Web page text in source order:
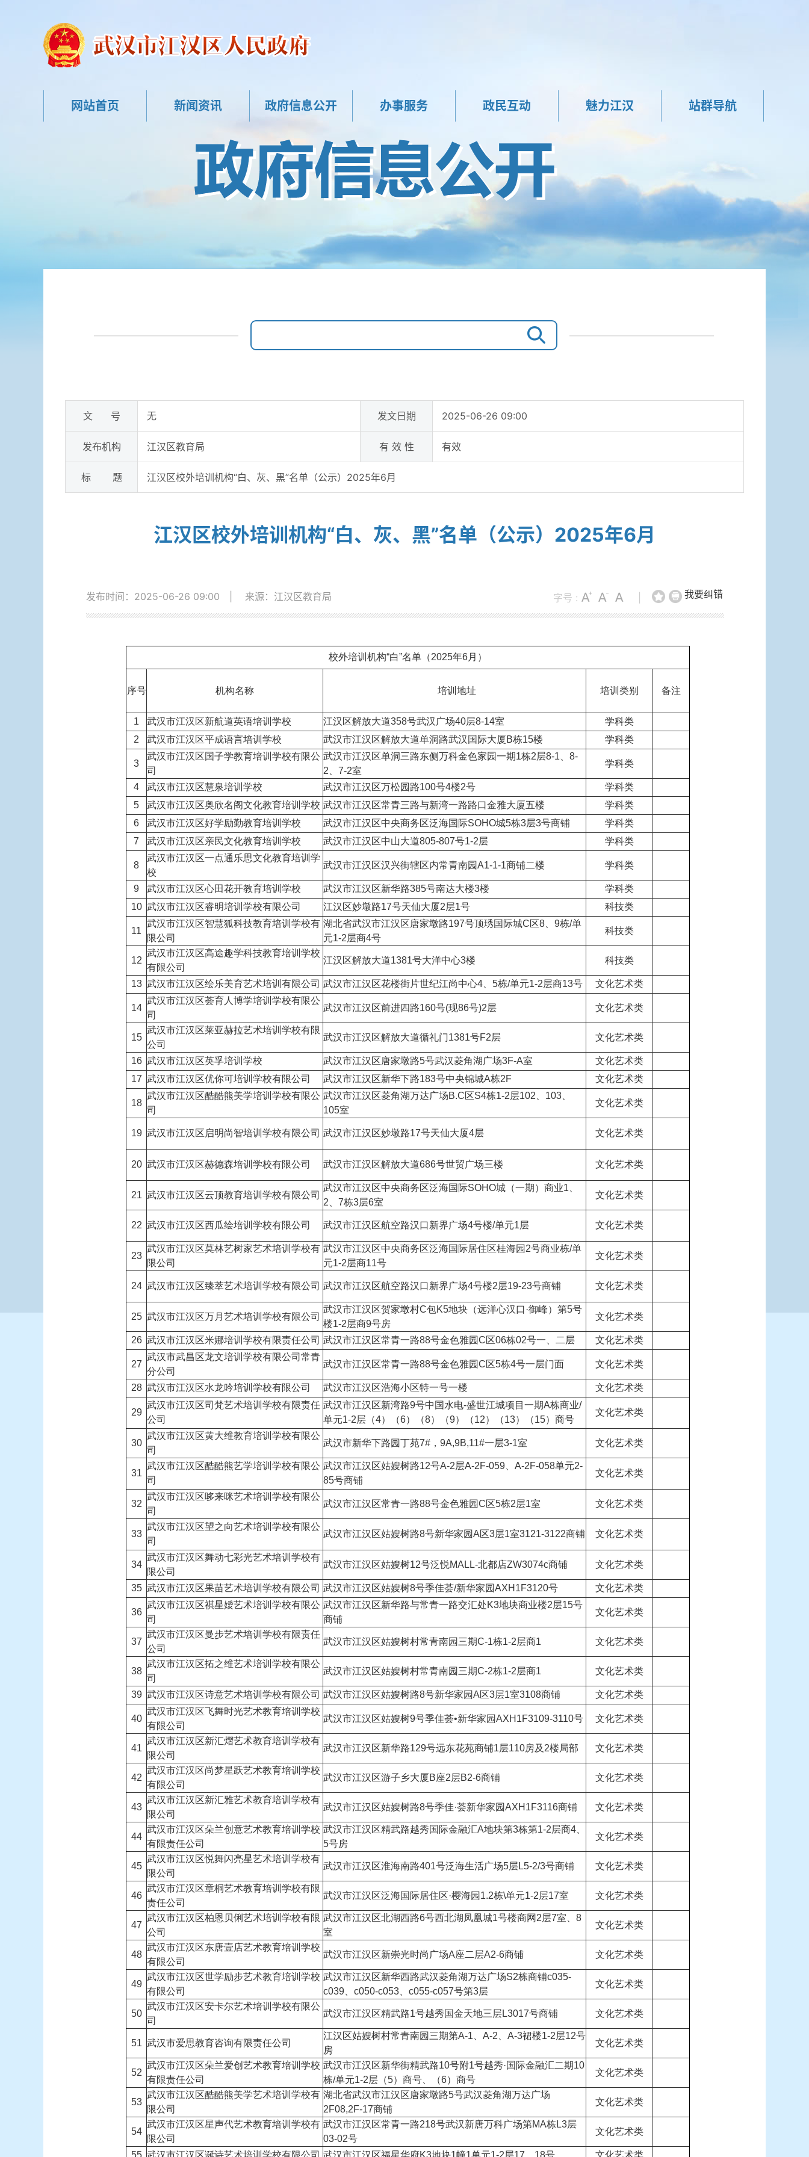
网站首页 新闻资讯 政府信息公开 办事服务 政民互动 魅力江汉 站群导航
文 号 无 发文日期 2025-06-26 09:00
发布机构 江汉区教育局 有 效 性 有效
标 题 江汉区校外培训机构“白、灰、黑”名单（公示）2025年6月
江汉区校外培训机构“白、灰、黑”名单（公示）2025年6月
我要纠错
字号 :
发布时间：2025-06-26 09:00 来源：江汉区教育局
校外培训机构“白”名单（2025年6月）
序号 机构名称 培训地址 培训类别 备注
1 武汉市江汉区新航道英语培训学校 江汉区解放大道358号武汉广场40层8-14室
学科类
2
武汉市江汉区平成语言培训学校 武汉市江汉区解放大道单洞路武汉国际大厦B栋15楼 学科类
3
武汉市江汉区国子学教育培训学校有限公
司
武汉市江汉区单洞三路东侧万科金色家园一期1栋2层8-1、8-
2、7-2室
学科类
4 武汉市江汉区慧泉培训学校 武汉市江汉区万松园路100号4楼2号
学科类
5
武汉市江汉区奥欣名阁文化教育培训学校 武汉市江汉区常青三路与新湾一路路口金雅大厦五楼
学科类
6
武汉市江汉区好学励勤教育培训学校 武汉市江汉区中央商务区泛海国际SOHO城5栋3层3号商铺
学科类
7
武汉市江汉区亲民文化教育培训学校 武汉市江汉区中山大道805-807号1-2层 学科类
8
武汉市江汉区一点通乐思文化教育培训学
校
武汉市江汉区汉兴街辖区内常青南园A1-1-1商铺二楼 学科类
9 武汉市江汉区心田花开教育培训学校 武汉市江汉区新华路385号南达大楼3楼
学科类
10 武汉市江汉区睿明培训学校有限公司 江汉区妙墩路17号天仙大厦2层1号 科技类
11
武汉市江汉区智慧狐科技教育培训学校有
限公司
湖北省武汉市江汉区唐家墩路197号顶琇国际城C区8、9栋/单
元1-2层商4号
科技类
12
武汉市江汉区高途趣学科技教育培训学校
有限公司
江汉区解放大道1381号大洋中心3楼 科技类
13 武汉市江汉区绘乐美育艺术培训有限公司 武汉市江汉区花楼街片世纪江尚中心4、5栋/单元1-2层商13号 文化艺术类
14
武汉市江汉区荟育人博学培训学校有限公
司
武汉市江汉区前进四路160号(现86号)2层 文化艺术类
15
武汉市江汉区莱亚赫拉艺术培训学校有限
公司
武汉市江汉区解放大道循礼门1381号F2层 文化艺术类
16 武汉市江汉区英孚培训学校 武汉市江汉区唐家墩路5号武汉菱角湖广场3F-A室
文化艺术类
17 武汉市江汉区优你可培训学校有限公司 武汉市江汉区新华下路183号中央锦城A栋2F 文化艺术类
18
武汉市江汉区酷酷熊美学培训学校有限公
司
武汉市江汉区菱角湖万达广场B.C区S4栋1-2层102、103、
105室
文化艺术类
19 武汉市江汉区启明尚智培训学校有限公司 武汉市江汉区妙墩路17号天仙大厦4层 文化艺术类
20 武汉市江汉区赫德森培训学校有限公司 武汉市江汉区解放大道686号世贸广场三楼 文化艺术类
21 武汉市江汉区云顶教育培训学校有限公司
武汉市江汉区中央商务区泛海国际SOHO城（一期）商业1、
2、7栋3层6室
文化艺术类
22 武汉市江汉区西瓜绘培训学校有限公司 武汉市江汉区航空路汉口新界广场4号楼/单元1层 文化艺术类
23
武汉市江汉区莫林艺树家艺术培训学校有
限公司
武汉市江汉区中央商务区泛海国际居住区桂海园2号商业栋/单
元1-2层商11号
文化艺术类
24 武汉市江汉区臻萃艺术培训学校有限公司 武汉市江汉区航空路汉口新界广场4号楼2层19-23号商铺 文化艺术类
25 武汉市江汉区万月艺术培训学校有限公司
武汉市江汉区贺家墩村C包K5地块（远洋心汉口·御峰）第5号
楼1-2层商9号房
文化艺术类
26 武汉市江汉区米娜培训学校有限责任公司 武汉市江汉区常青一路88号金色雅园C区06栋02号一、二层 文化艺术类
27
武汉市武昌区龙文培训学校有限公司常青
分公司
武汉市江汉区常青一路88号金色雅园C区5栋4号一层门面 文化艺术类
28 武汉市江汉区水龙吟培训学校有限公司 武汉市江汉区浩海小区特一号一楼 文化艺术类
29
武汉市江汉区司梵艺术培训学校有限责任
公司
武汉市江汉区新湾路9号中国水电-盛世江城项目一期A栋商业/
单元1-2层（4）（6）（8）（9）（12）（13）（15）商号
文化艺术类
30
武汉市江汉区黄大维教育培训学校有限公
司
武汉市新华下路园丁苑7#，9A,9B,11#一层3-1室 文化艺术类
31
武汉市江汉区酷酷熊艺学培训学校有限公
司
武汉市江汉区姑嫂树路12号A-2层A-2F-059、A-2F-058单元2-
85号商铺
文化艺术类
32
武汉市江汉区哆来咪艺术培训学校有限公
司
武汉市江汉区常青一路88号金色雅园C区5栋2层1室 文化艺术类
33
武汉市江汉区望之向艺术培训学校有限公
司
武汉市江汉区姑嫂树路8号新华家园A区3层1室3121-3122商铺 文化艺术类
34
武汉市江汉区舞动七彩光艺术培训学校有
限公司
武汉市江汉区姑嫂树12号泛悦MALL-北都店ZW3074c商铺 文化艺术类
35 武汉市江汉区果苗艺术培训学校有限公司 武汉市江汉区姑嫂树8号季佳荟/新华家园AXH1F3120号 文化艺术类
36
武汉市江汉区祺星嬡艺术培训学校有限公
司
武汉市江汉区新华路与常青一路交汇处K3地块商业楼2层15号
商铺
文化艺术类
37
武汉市江汉区曼步艺术培训学校有限责任
公司
武汉市江汉区姑嫂树村常青南园三期C-1栋1-2层商1 文化艺术类
38
武汉市江汉区拓之维艺术培训学校有限公
司
武汉市江汉区姑嫂树村常青南园三期C-2栋1-2层商1 文化艺术类
39 武汉市江汉区诗意艺术培训学校有限公司 武汉市江汉区姑嫂树路8号新华家园A区3层1室3108商铺 文化艺术类
40
武汉市江汉区飞舞时光艺术教育培训学校
有限公司
武汉市江汉区姑嫂树9号季佳荟•新华家园AXH1F3109-3110号 文化艺术类
41
武汉市江汉区新汇熠艺术教育培训学校有
限公司
武汉市江汉区新华路129号远东花苑商铺1层110房及2楼局部 文化艺术类
42
武汉市江汉区尚梦星跃艺术教育培训学校
有限公司
武汉市江汉区游子乡大厦B座2层B2-6商铺 文化艺术类
43
武汉市江汉区新汇雅艺术教育培训学校有
限公司
武汉市江汉区姑嫂树路8号季佳·荟新华家园AXH1F3116商铺 文化艺术类
44
武汉市江汉区朵兰创意艺术教育培训学校
有限责任公司
武汉市江汉区精武路越秀国际金融汇A地块第3栋第1-2层商4、
5号房
文化艺术类
45
武汉市江汉区悦舞闪亮星艺术培训学校有
限公司
武汉市江汉区淮海南路401号泛海生活广场5层L5-2/3号商铺 文化艺术类
46
武汉市江汉区章桐艺术教育培训学校有限
责任公司
武汉市江汉区泛海国际居住区·樱海园1.2栋\单元1-2层17室 文化艺术类
47
武汉市江汉区柏恩贝俐艺术培训学校有限
公司
武汉市江汉区北湖西路6号西北湖凤凰城1号楼商网2层7室、8
室
文化艺术类
48
武汉市江汉区东唐壹店艺术教育培训学校
有限公司
武汉市江汉区新崇光时尚广场A座二层A2-6商铺 文化艺术类
49
武汉市江汉区世学励步艺术教育培训学校
有限公司
武汉市江汉区新华西路武汉菱角湖万达广场S2栋商铺c035-
c039、c050-c053、c055-c057号第3层
文化艺术类
50
武汉市江汉区安卡尔艺术培训学校有限公
司
武汉市江汉区精武路1号越秀国金天地三层L3017号商铺 文化艺术类
51 武汉市爱思教育咨询有限责任公司
江汉区姑嫂树村常青南园三期第A-1、A-2、A-3裙楼1-2层12号
房
文化艺术类
52
武汉市江汉区朵兰爱创艺术教育培训学校
有限责任公司
武汉市江汉区新华街精武路10号附1号越秀·国际金融汇二期10
栋/单元1-2层（5）商号、（6）商号
文化艺术类
53
武汉市江汉区酷酷熊美学艺术培训学校有
限公司
湖北省武汉市江汉区唐家墩路5号武汉菱角湖万达广场
2F08,2F-17商铺
文化艺术类
54
武汉市江汉区星声代艺术教育培训学校有
限公司
武汉市江汉区常青一路218号武汉新唐万科广场第MA栋L3层
03-02号
文化艺术类
55 武汉市江汉区诞诗艺术培训学校有限公司 武汉市江汉区福星华府K3地块1幢1单元1-2层17、18号 文化艺术类